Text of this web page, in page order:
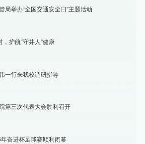
局举办“全国交通安全日”主题活动
，护航“守井人”健康
一行来我校调研指导
第三次代表大会胜利召开
奋进杯足球赛顺利闭幕